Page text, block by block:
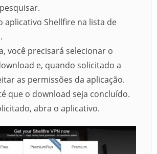
aplicativo Shellfire na lista de
você precisará selecionar o
e, quando solicitado a
as permissões da aplicação.
que o download seja concluído.
abra o aplicativo.